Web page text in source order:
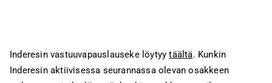
Inderesin vastuuvapauslauseke löytyytäältä. Kunkin
Inderesin aktiivisessa seurannassa olevan osakkeen